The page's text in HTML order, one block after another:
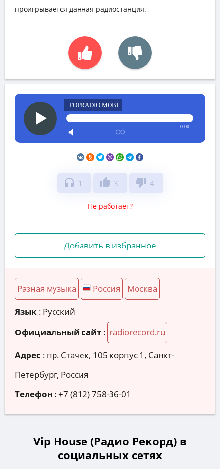
проигрывается данная радиостанция.
TOPRADIO.MOBI
0:00
headphones 1 thumb_up 3 thumb_down 4
Не работает?
Добавить в избранное
Разная музыка Россия Москва
Язык : Русский
Официальный сайт : radiorecord.ru
Адрес : пр. Стачек, 105 корпус 1, Санкт-
Петербург, Россия
Телефон :+7 (812) 758-36-01
Vip House (Радио Рекорд) в
социальных сетях